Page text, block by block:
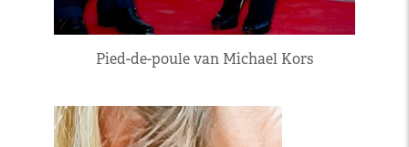
Pied-de-poule van Michael Kors